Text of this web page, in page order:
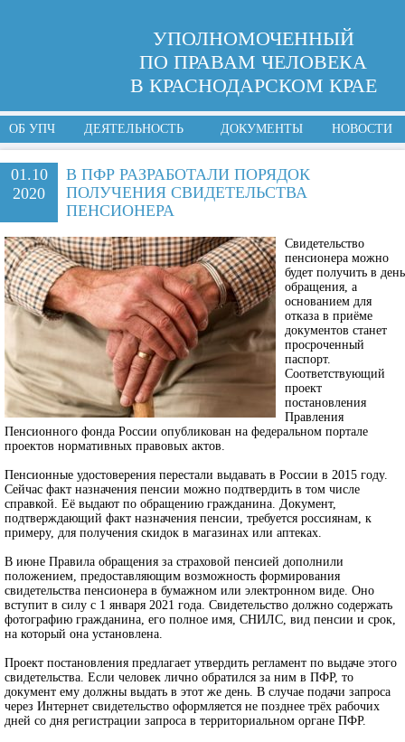
УПОЛНОМОЧЕННЫЙ
ПО ПРАВАМ ЧЕЛОВЕКА
В КРАСНОДАРСКОМ КРАЕ
ОБ УПЧ ДЕЯТЕЛЬНОСТЬ ДОКУМЕНТЫ НОВОСТИ
01.10
2020
В ПФР РАЗРАБОТАЛИ ПОРЯДОК
ПОЛУЧЕНИЯ СВИДЕТЕЛЬСТВА
ПЕНСИОНЕРА
Свидетельство
пенсионера можно
будет получить в день
обращения, а
основанием для
отказа в приёме
документов станет
просроченный
паспорт.
Соответствующий
проект
постановления
Правления
Пенсионного фонда России опубликован на федеральном портале
проектов нормативных правовых актов.
Пенсионные удостоверения перестали выдавать в России в 2015 году.
Сейчас факт назначения пенсии можно подтвердить в том числе
справкой. Её выдают по обращению гражданина. Документ,
подтверждающий факт назначения пенсии, требуется россиянам, к
примеру, для получения скидок в магазинах или аптеках.
В июне Правила обращения за страховой пенсией дополнили
положением, предоставляющим возможность формирования
свидетельства пенсионера в бумажном или электронном виде. Оно
вступит в силу с 1 января 2021 года. Свидетельство должно содержать
фотографию гражданина, его полное имя, СНИЛС, вид пенсии и срок,
на который она установлена.
Проект постановления предлагает утвердить регламент по выдаче этого
свидетельства. Если человек лично обратился за ним в ПФР, то
документ ему должны выдать в этот же день. В случае подачи запроса
через Интернет свидетельство оформляется не позднее трёх рабочих
дней со дня регистрации запроса в территориальном органе ПФР.